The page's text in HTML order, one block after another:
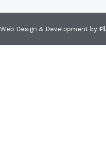
Web Design & Development by